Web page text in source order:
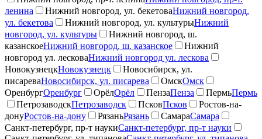
ленина
Нижний новгород, ул. бекетоваНижний новгород,
ул. бекетова
Нижний новгород, ул. культурыНижний
новгород, ул. культуры
Нижний новгород, ш.
казанскоеНижний новгород, ш. казанское
Нижний
новгород ул. лесковаНижний новгород ул. лескова
НовокузнецкНовокузнецк
Новосибирск, ул.
писареваНовосибирск, ул. писарева ОмскОмск
ОренбургОренбург ОрёлОрёл ПензаПенза ПермьПермь
ПетрозаводскПетрозаводск ПсковПсков
Ростов-на-
донуРостов-на-дону РязаньРязань СамараСамара
Санкт-петербург, пр-т наукиСанкт-петербург, пр-т науки